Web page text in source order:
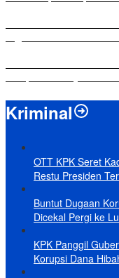
Kriminal
OTT KPK Seret
Restu Presiden
Buntut Dugaan
Dicekal Pergi ke
KPK Panggil
Korupsi Dana